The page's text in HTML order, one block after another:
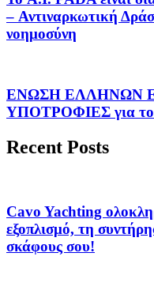
– Αντιναρκωτική
νοημοσύνη
ΕΝΩΣΗ ΕΛΛΗΝΩΝ
ΥΠΟΤΡΟΦΙΕΣ για το
Recent Posts
Cavo Yachting
εξοπλισμό, τη
σκάφους σου!